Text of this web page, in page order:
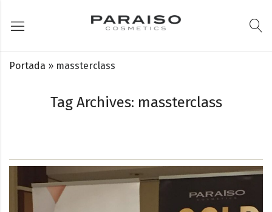
Tag Archives: massterclass
Portada » massterclass